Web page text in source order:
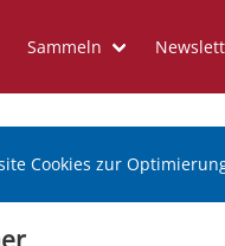
Sammeln
Cookies zur